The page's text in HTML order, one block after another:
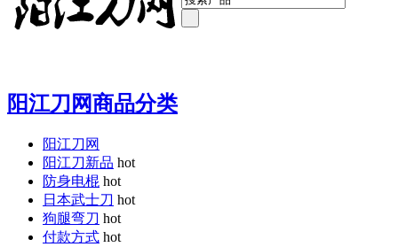
阳江刀网商品分类
阳江刀网
阳江刀新品 hot
防身电棍 hot
日本武士刀 hot
狗腿弯刀 hot
付款方式 hot